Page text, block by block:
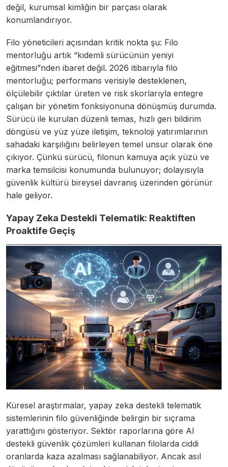
değil, kurumsal kimliğin bir parçası olarak
konumlandırıyor.
Filo yöneticileri açısından kritik nokta şu: Filo
mentorluğu artık “kıdemli sürücünün yeniyi
eğitmesi”nden ibaret değil. 2026 itibarıyla filo
mentorluğu; performans verisiyle desteklenen,
ölçülebilir çıktılar üreten ve risk skorlarıyla entegre
çalışan bir yönetim fonksiyonuna dönüşmüş durumda.
Sürücü ile kurulan düzenli temas, hızlı geri bildirim
döngüsü ve yüz yüze iletişim, teknoloji yatırımlarının
sahadaki karşılığını belirleyen temel unsur olarak öne
çıkıyor. Çünkü sürücü, filonun kamuya açık yüzü ve
marka temsilcisi konumunda bulunuyor; dolayısıyla
güvenlik kültürü bireysel davranış üzerinden görünür
hale geliyor.
Yapay Zeka Destekli Telematik: Reaktiften
Proaktife Geçiş
Küresel araştırmalar, yapay zeka destekli telematik
sistemlerinin filo güvenliğinde belirgin bir sıçrama
yarattığını gösteriyor. Sektör raporlarına göre AI
destekli güvenlik çözümleri kullanan filolarda ciddi
oranlarda kaza azalması sağlanabiliyor. Ancak asıl